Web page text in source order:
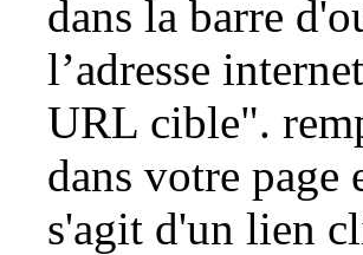
dans la barre
l’adresse
URL cible".
dans votre
s'agit d'un lien